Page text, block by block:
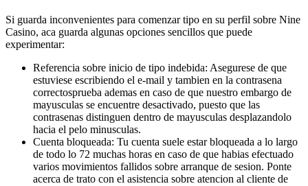
Si guarda inconvenientes para comenzar tipo en su perfil sobre Nine
Casino, aca guarda algunas opciones sencillos que puede
experimentar:
Referencia sobre inicio de tipo indebida: Asegurese de que
estuviese escribiendo el e-mail y tambien en la contrasena
correctosprueba ademas en caso de que nuestro embargo de
mayusculas se encuentre desactivado, puesto que las
contrasenas distinguen dentro de mayusculas desplazandolo
hacia el pelo minusculas.
Cuenta bloqueada: Tu cuenta suele estar bloqueada a lo largo
de todo lo 72 muchas horas en caso de que habias efectuado
varios movimientos fallidos sobre arranque de sesion. Ponte
acerca de trato con el asistencia sobre atencion al cliente de